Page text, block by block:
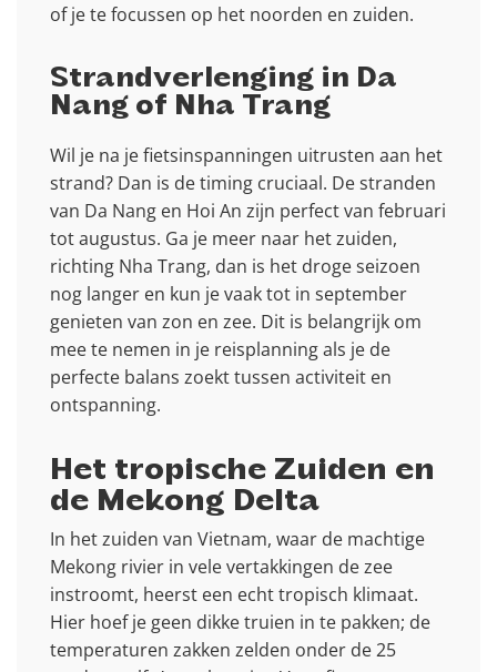
of je te focussen op het noorden en zuiden.
Strandverlenging in Da
Nang of Nha Trang
Wil je na je fietsinspanningen uitrusten aan het
strand? Dan is de timing cruciaal. De stranden
van Da Nang en Hoi An zijn perfect van februari
tot augustus. Ga je meer naar het zuiden,
richting Nha Trang, dan is het droge seizoen
nog langer en kun je vaak tot in september
genieten van zon en zee. Dit is belangrijk om
mee te nemen in je reisplanning als je de
perfecte balans zoekt tussen activiteit en
ontspanning.
Het tropische Zuiden en
de Mekong Delta
In het zuiden van Vietnam, waar de machtige
Mekong rivier in vele vertakkingen de zee
instroomt, heerst een echt tropisch klimaat.
Hier hoef je geen dikke truien in te pakken; de
temperaturen zakken zelden onder de 25